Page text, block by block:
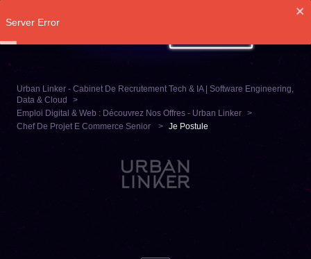
Urban Linker - Cabinet De Recrutement Tech & IA | Software Engineering,
Data & Cloud
Emploi Digital & Web : Découvrez Nos Offres - Urban Linker
Chef De Projet E Commerce Senior
Je Postule
Server Error